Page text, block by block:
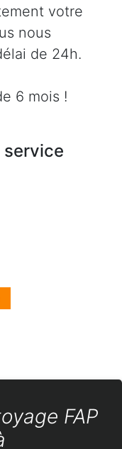
votre
nous
de 24h.
6 mois !
service
FAP